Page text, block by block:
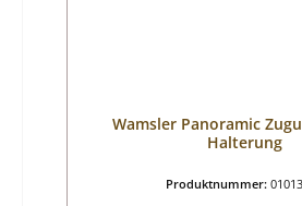
Wamsler Panoramic
Halterung
Produktnummer: